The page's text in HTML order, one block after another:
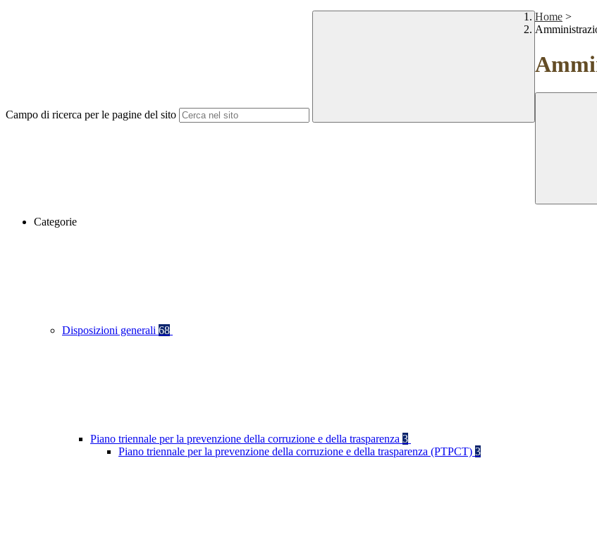
Campo di ricerca per le pagine del sito
Home >
Categorie
Disposizioni generali 68
Piano triennale per la prevenzione della corruzione e della trasparenza 3
Piano triennale per la prevenzione della corruzione e della trasparenza (PTPCT) 3